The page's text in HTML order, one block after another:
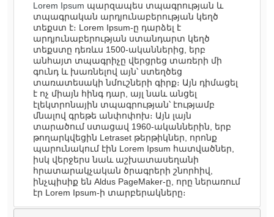
Lorem Ipsum պարզապես տպագրության և
տպագրական արդյունաբերության կեղծ
տեքստ է։ Lorem Ipsum-ը դարձել է
արդյունաբերության ստանդարտ կեղծ
տեքստը դեռևս 1500-ականներից, երբ
անհայտ տպագրիչը վերցրեց տառերի մի
գունդ և խառնելով այն՝ ստեղծեց
տառատեսակի նմուշների գիրք։ Այն դիմացել
է ոչ միայն հինգ դար, այլ նաև անցել
էլեկտրոնային տպագրության՝ էությամբ
մնալով գրեթե անփոփոխ։ Այն լայն
տարածում ստացավ 1960-ականներին, երբ
թողարկվեցին Letraset թերթիկներ, որոնք
պարունակում էին Lorem Ipsum հատվածներ,
իսկ վերջերս նաև աշխատասեղանի
հրատարակչական ծրագրերի շնորհիվ,
ինչպիսիք են Aldus PageMaker-ը, որը ներառում
էր Lorem Ipsum-ի տարբերակները։